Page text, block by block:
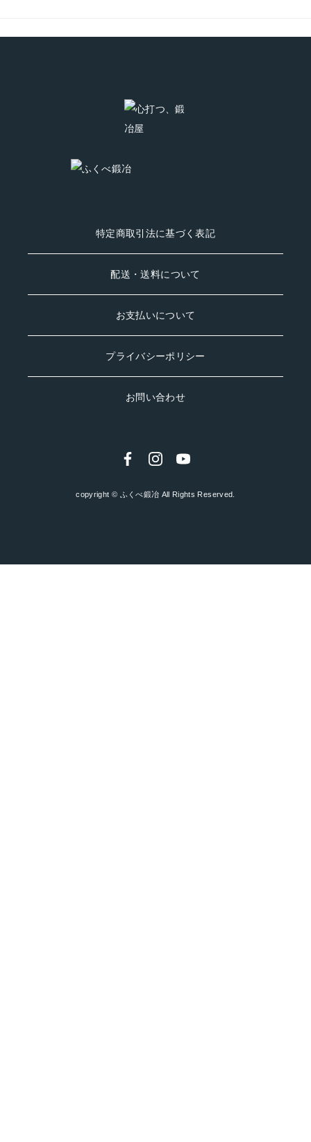
どが捌きやすく、カットもで
きる多用途包丁となっていま
バイバルナイフ #アウトドア
特定商取引法に基づく表記
配送・送料について
お支払いについて
プライバシーポリシー
お問い合わせ
copyright © ふくべ鍛冶 All Rights Reserved.